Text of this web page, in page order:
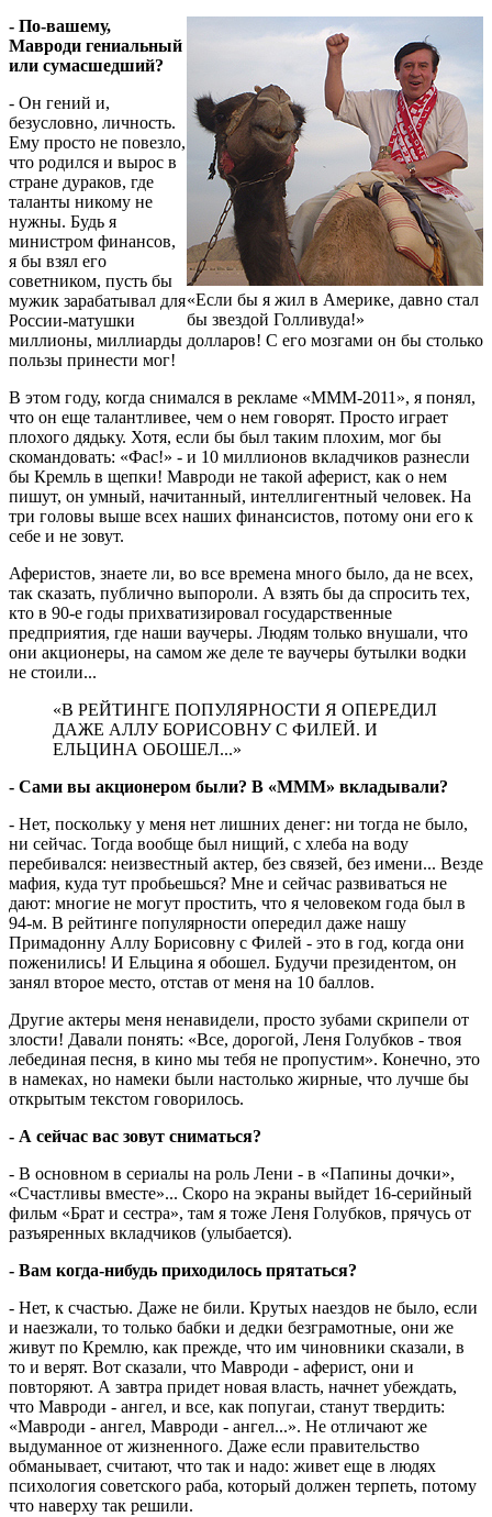
«Если бы я жил в Америке, давно стал
бы звездой Голливуда!»
- По-вашему,
Мавроди гениальный
или сумасшедший?
- Он гений и,
безусловно, личность.
Ему просто не повезло,
что родился и вырос в
стране дураков, где
таланты никому не
нужны. Будь я
министром финансов,
я бы взял его
советником, пусть бы
мужик зарабатывал для
России-матушки
миллионы, миллиарды долларов! С его мозгами он бы столько
пользы принести мог!
В этом году, когда снимался в рекламе «МММ-2011», я понял,
что он еще талантливее, чем о нем говорят. Просто играет
плохого дядьку. Хотя, если бы был таким плохим, мог бы
скомандовать: «Фас!» - и 10 миллионов вкладчиков разнесли
бы Кремль в щепки! Мавроди не такой аферист, как о нем
пишут, он умный, начитанный, интеллигентный человек. На
три головы выше всех наших финансистов, потому они его к
себе и не зовут.
Аферистов, знаете ли, во все времена много было, да не всех,
так сказать, публично выпороли. А взять бы да спросить тех,
кто в 90-е годы прихватизировал государственные
предприятия, где наши ваучеры. Людям только внушали, что
они акционеры, на самом же деле те ваучеры бутылки водки
не стоили...
«В РЕЙТИНГЕ ПОПУЛЯРНОСТИ Я ОПЕРЕДИЛ
ДАЖЕ АЛЛУ БОРИСОВНУ С ФИЛЕЙ. И
ЕЛЬЦИНА ОБОШЕЛ...»
- Сами вы акционером были? В «МММ» вкладывали?
- Нет, поскольку у меня нет лишних денег: ни тогда не было,
ни сейчас. Тогда вообще был нищий, с хлеба на воду
перебивался: неизвестный актер, без связей, без имени... Везде
мафия, куда тут пробьешься? Мне и сейчас развиваться не
дают: многие не могут простить, что я человеком года был в
94-м. В рейтинге популярности опередил даже нашу
Примадонну Аллу Борисовну с Филей - это в год, когда они
поженились! И Ельцина я обошел. Будучи президентом, он
занял второе место, отстав от меня на 10 баллов.
Другие актеры меня ненавидели, просто зубами скрипели от
злости! Давали понять: «Все, дорогой, Леня Голубков - твоя
лебединая песня, в кино мы тебя не пропустим». Конечно, это
в намеках, но намеки были настолько жирные, что лучше бы
открытым текстом говорилось.
- А сейчас вас зовут сниматься?
- В основном в сериалы на роль Лени - в «Папины дочки»,
«Счастливы вместе»... Скоро на экраны выйдет 16-серийный
фильм «Брат и сестра», там я тоже Леня Голубков, прячусь от
разъяренных вкладчиков (улыбается).
- Вам когда-нибудь приходилось прятаться?
- Нет, к счастью. Даже не били. Крутых наездов не было, если
и наезжали, то только бабки и дедки безграмотные, они же
живут по Кремлю, как прежде, что им чиновники сказали, в
то и верят. Вот сказали, что Мавроди - аферист, они и
повторяют. А завтра придет новая власть, начнет убеждать,
что Мавроди - ангел, и все, как попугаи, станут твердить:
«Мавроди - ангел, Мавроди - ангел...». Не отличают же
выдуманное от жизненного. Даже если правительство
обманывает, считают, что так и надо: живет еще в людях
психология советского раба, который должен терпеть, потому
что наверху так решили.